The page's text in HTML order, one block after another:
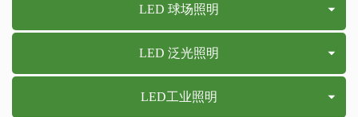
LED 球场照明
LED 泛光照明
LED工业照明